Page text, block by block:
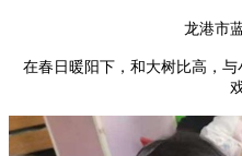
龙港市
在春日暖阳下，和大树比高，